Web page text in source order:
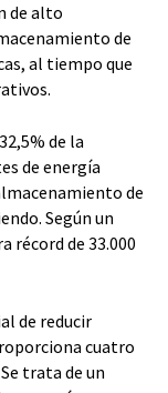
de alto
de
al tiempo que
de la
de energía
de
Según un
récord de 33.000
de reducir
cuatro
trata de un